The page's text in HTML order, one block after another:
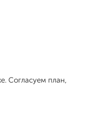
Согласуем план,